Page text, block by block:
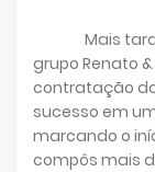
Mais
grupo Renato
contratação
sucesso em
marcando o
compôs mais